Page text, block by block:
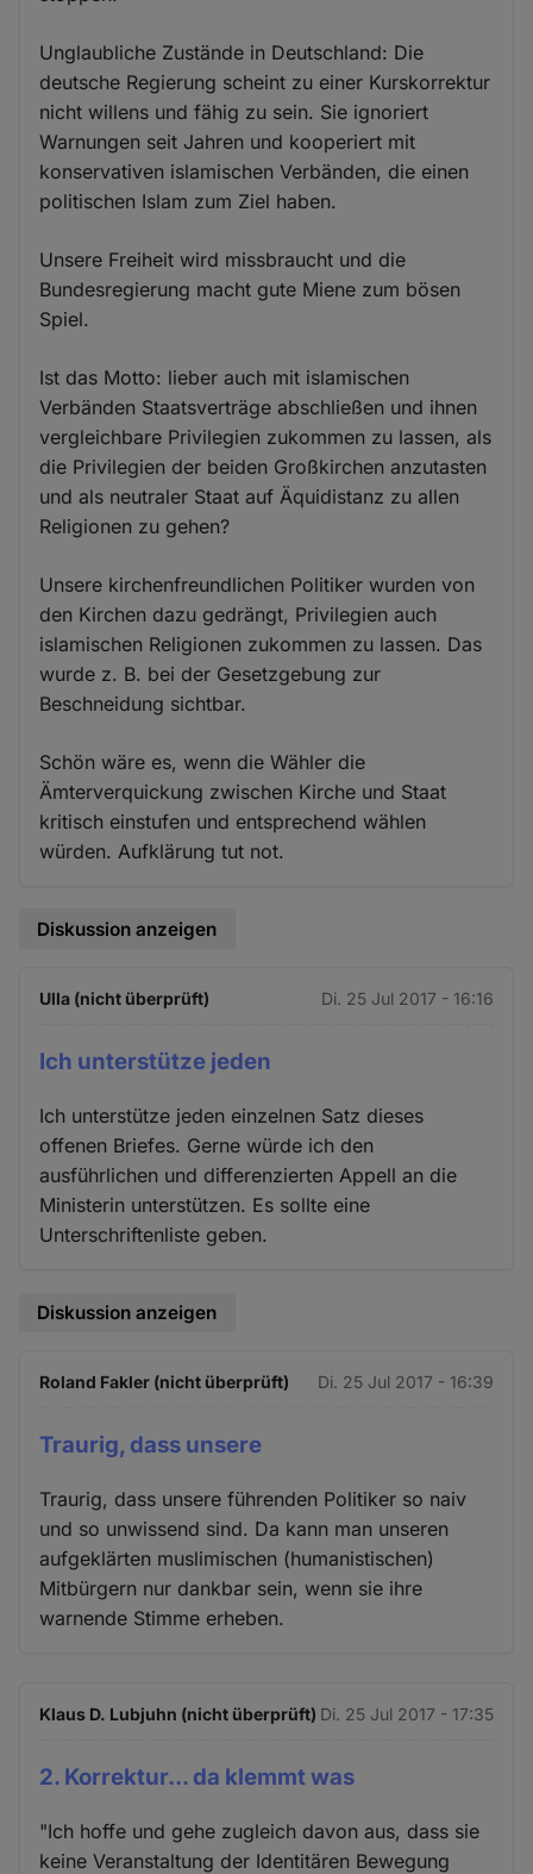
Unglaubliche Zustände in Deutschland: Die
deutsche Regierung scheint zu einer Kurskorrektur
nicht willens und fähig zu sein. Sie ignoriert
Warnungen seit Jahren und kooperiert mit
konservativen islamischen Verbänden, die einen
politischen Islam zum Ziel haben.
Unsere Freiheit wird missbraucht und die
Bundesregierung macht gute Miene zum bösen
Spiel.
Ist das Motto: lieber auch mit islamischen
Verbänden Staatsverträge abschließen und ihnen
vergleichbare Privilegien zukommen zu lassen, als
die Privilegien der beiden Großkirchen anzutasten
und als neutraler Staat auf Äquidistanz zu allen
Religionen zu gehen?
Unsere kirchenfreundlichen Politiker wurden von
den Kirchen dazu gedrängt, Privilegien auch
islamischen Religionen zukommen zu lassen. Das
wurde z. B. bei der Gesetzgebung zur
Beschneidung sichtbar.
Schön wäre es, wenn die Wähler die
Ämterverquickung zwischen Kirche und Staat
kritisch einstufen und entsprechend wählen
würden. Aufklärung tut not.
Diskussion anzeigen
Ulla (nicht überprüft) Di. 25 Jul 2017 - 16:16
Ich unterstütze jeden
Ich unterstütze jeden einzelnen Satz dieses
offenen Briefes. Gerne würde ich den
ausführlichen und differenzierten Appell an die
Ministerin unterstützen. Es sollte eine
Unterschriftenliste geben.
Diskussion anzeigen
Roland Fakler (nicht überprüft) Di. 25 Jul 2017 - 16:39
Traurig, dass unsere
Traurig, dass unsere führenden Politiker so naiv
und so unwissend sind. Da kann man unseren
aufgeklärten muslimischen (humanistischen)
Mitbürgern nur dankbar sein, wenn sie ihre
warnende Stimme erheben.
Klaus D. Lubjuhn (nicht überprüft) Di. 25 Jul 2017 - 17:35
2. Korrektur... da klemmt was
"Ich hoffe und gehe zugleich davon aus, dass sie
keine Veranstaltung der Identitären Bewegung